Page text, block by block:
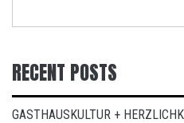
RECENT POSTS
GASTHAUSKULTUR +